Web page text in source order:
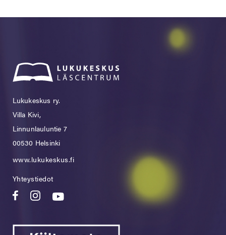
Lukukeskus ry.
Villa Kivi,
Linnunlauluntie 7
00530 Helsinki
www.lukukeskus.fi
Yhteystiedot